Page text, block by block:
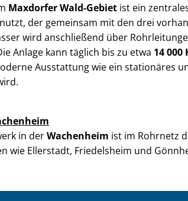
Maxdorfer Wald-Gebiet ist ein
der gemeinsam mit den drei
wird anschließend über
Anlage kann täglich bis zu etwa 14
Ausstattung wie ein stationäres
in derWachenheim ist im Rohrnetz
wie Ellerstadt, Friedelsheim und